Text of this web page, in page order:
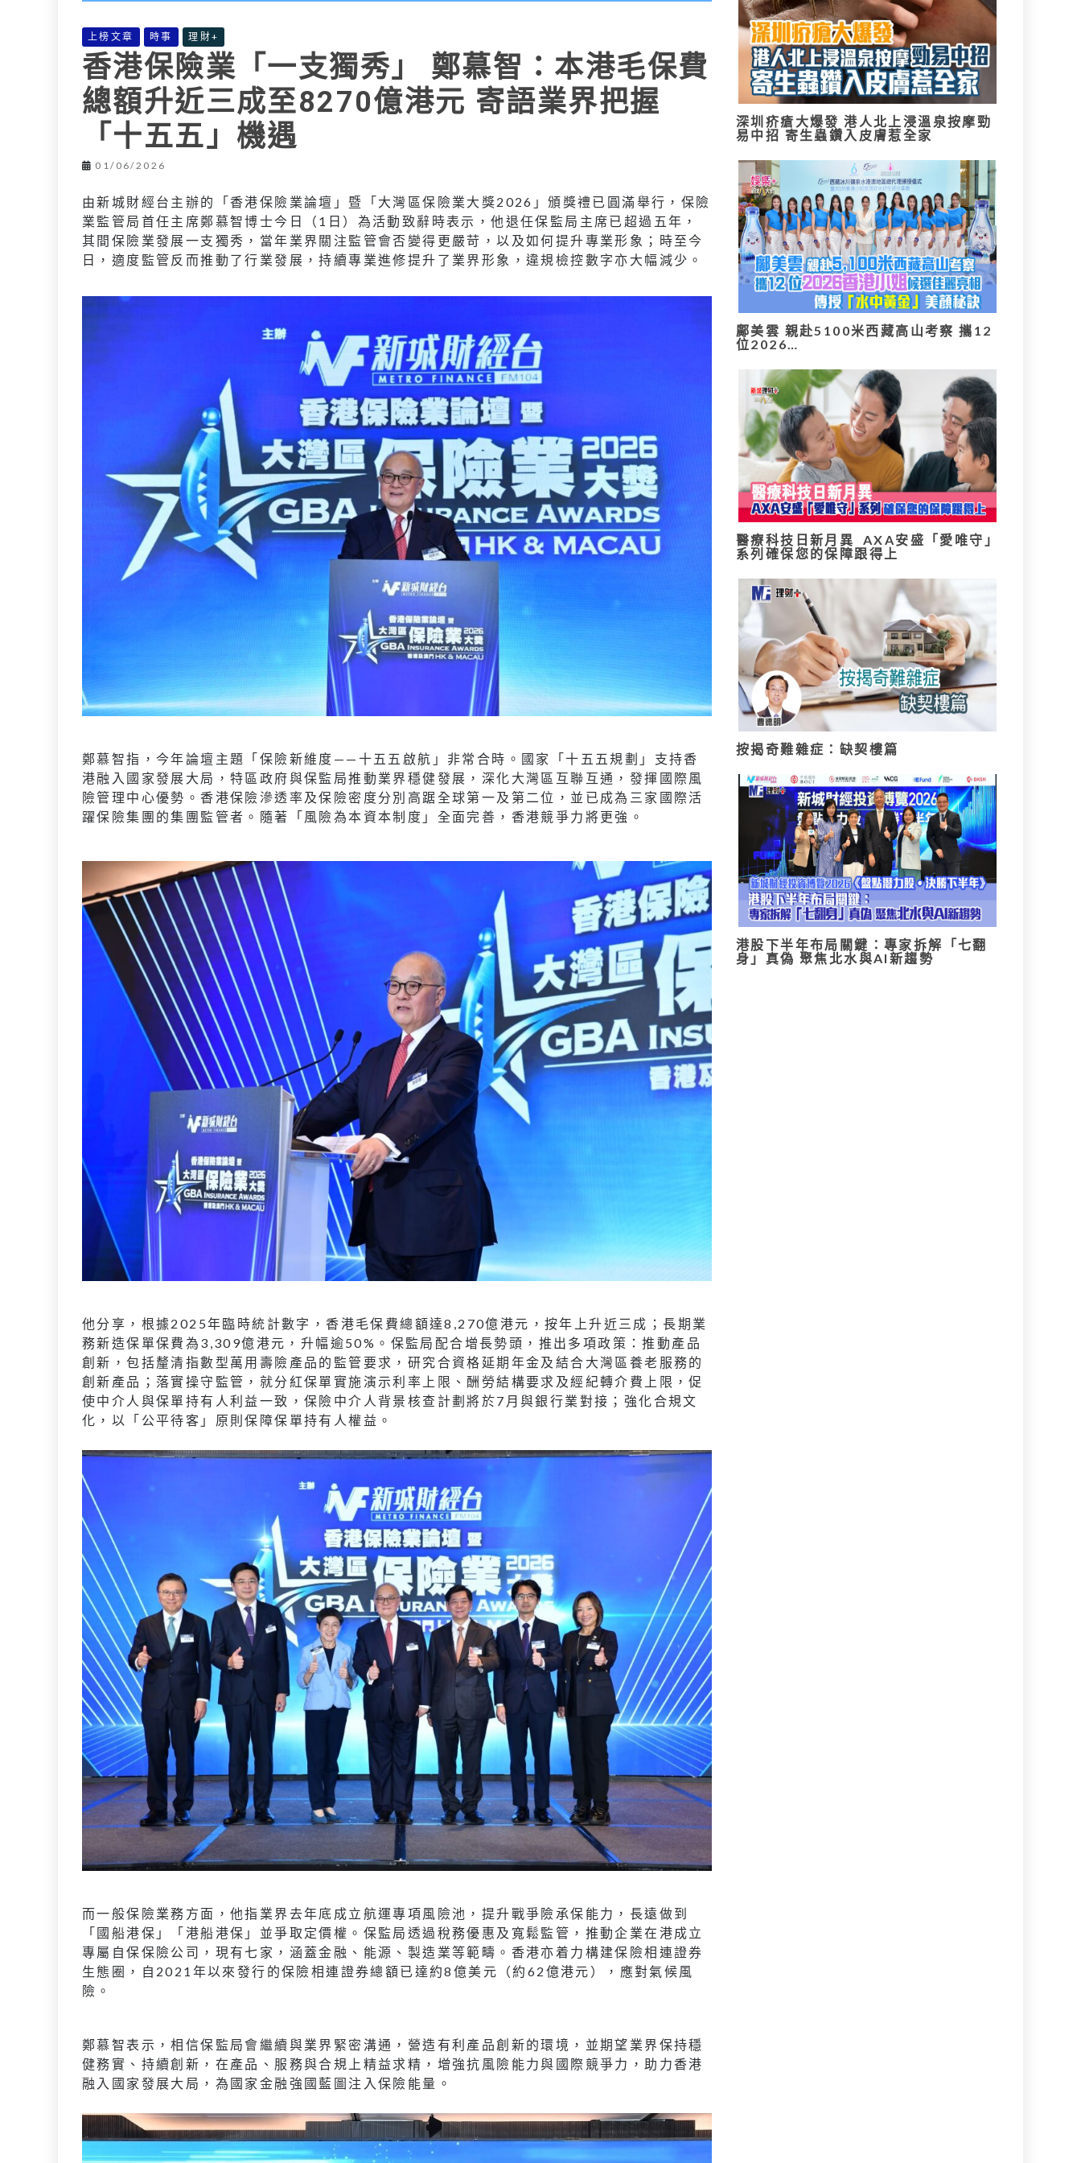
上榜文章 時事 理財+
香港保險業「一支獨秀」 鄭慕智：本港毛保費
總額升近三成至8270億港元 寄語業界把握
「十五五」機遇
01/06/2026
由新城財經台主辦的「香港保險業論壇」暨「大灣區保險業大獎2026」頒獎禮已圓滿舉行，保險
業監管局首任主席鄭慕智博士今日（1日）為活動致辭時表示，他退任保監局主席已超過五年，
其間保險業發展一支獨秀，當年業界關注監管會否變得更嚴苛，以及如何提升專業形象；時至今
日，適度監管反而推動了行業發展，持續專業進修提升了業界形象，違規檢控數字亦大幅減少。
鄭慕智指，今年論壇主題「保險新維度——十五五啟航」非常合時。國家「十五五規劃」支持香
港融入國家發展大局，特區政府與保監局推動業界穩健發展，深化大灣區互聯互通，發揮國際風
險管理中心優勢。香港保險滲透率及保險密度分別高踞全球第一及第二位，並已成為三家國際活
躍保險集團的集團監管者。隨著「風險為本資本制度」全面完善，香港競爭力將更強。
他分享，根據2025年臨時統計數字，香港毛保費總額達8,270億港元，按年上升近三成；長期業
務新造保單保費為3,309億港元，升幅逾50%。保監局配合增長勢頭，推出多項政策：推動產品
創新，包括釐清指數型萬用壽險產品的監管要求，研究合資格延期年金及結合大灣區養老服務的
創新產品；落實操守監管，就分紅保單實施演示利率上限、酬勞結構要求及經紀轉介費上限，促
使中介人與保單持有人利益一致，保險中介人背景核查計劃將於7月與銀行業對接；強化合規文
化，以「公平待客」原則保障保單持有人權益。
而一般保險業務方面，他指業界去年底成立航運專項風險池，提升戰爭險承保能力，長遠做到
「國船港保」「港船港保」並爭取定價權。保監局透過稅務優惠及寬鬆監管，推動企業在港成立
專屬自保保險公司，現有七家，涵蓋金融、能源、製造業等範疇。香港亦着力構建保險相連證券
生態圈，自2021年以來發行的保險相連證券總額已達約8億美元（約62億港元），應對氣候風
險。
鄭慕智表示，相信保監局會繼續與業界緊密溝通，營造有利產品創新的環境，並期望業界保持穩
健務實、持續創新，在產品、服務與合規上精益求精，增強抗風險能力與國際競爭力，助力香港
融入國家發展大局，為國家金融強國藍圖注入保險能量。
深圳疥瘡大爆發 港人北上浸溫泉按摩勁
易中招 寄生蟲鑽入皮膚惹全家
鄺美雲 親赴5100米西藏高山考察 攜12
位2026…
醫療科技日新月異 AXA安盛「愛唯守」
系列確保您的保障跟得上
按揭奇難雜症：缺契樓篇
港股下半年布局關鍵：專家拆解「七翻
身」真偽 聚焦北水與AI新趨勢